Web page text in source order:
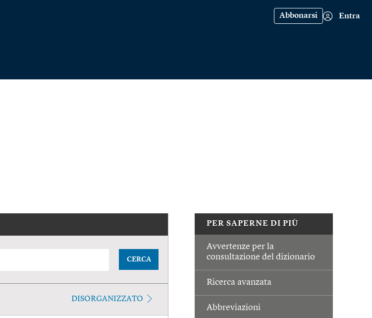
Abbonarsi Entra
PER SAPERNE DI PIÙ
Avvertenze per la
consultazione del dizionario
Ricerca avanzata
Abbreviazioni
CERCA
DISORGANIZZATO